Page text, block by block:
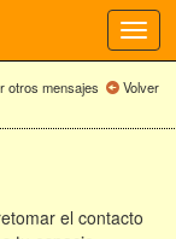
otros mensajes Volver
el contacto